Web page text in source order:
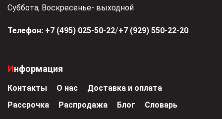
Суббота, Воскресенье- выходной
Телефон: +7 (495) 025-50-22/+7 (929) 550-22-20
Информация
Контакты О нас
Доставка и оплата
Рассрочка
Распродажа Блог Словарь